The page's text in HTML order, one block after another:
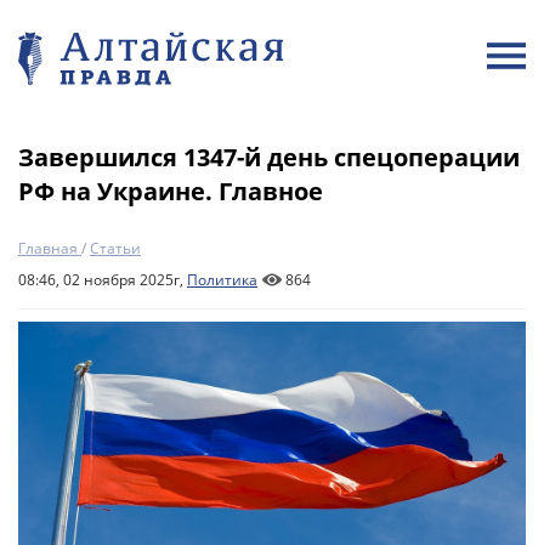
Завершился 1347-й день спецоперации
РФ на Украине. Главное
Главная /Статьи
08:46, 02 ноября 2025г, Политика 864